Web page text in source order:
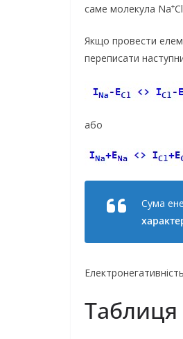
саме молекула Na+Cl
Якщо провести
переписати
або
Сума
Таблиця